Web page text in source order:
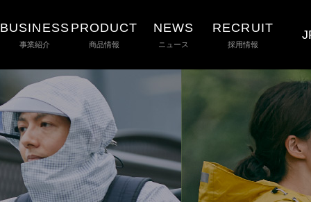
BUSINESS
事業紹介
PRODUCT
商品情報
NEWS
ニュース
RECRUIT
採用情報